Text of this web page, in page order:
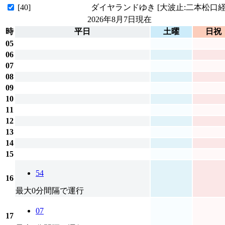
[40]
ダイヤランドゆき [大波止:二本松口
2026年8月7日 現在
時
平日 土曜
日祝
05
06
07
08
09
10
11
12
13
14
15
16
54
最大0分間隔で運行
17
07